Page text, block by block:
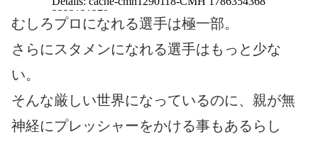
むしろプロになれる選手は極一部。
さらにスタメンになれる選手はもっと少な
い。
そんな厳しい世界になっているのに、親が無
神経にプレッシャーをかける事もあるらし